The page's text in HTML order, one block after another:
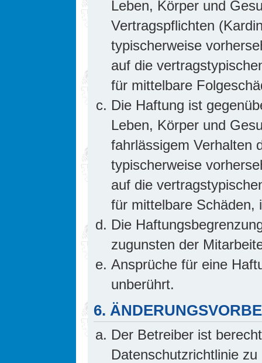
Leben, Körper und
Vertragspflichten
typischerweise
auf die
für mittelbare
Die Haftung ist
Leben, Körper und
fahrlässigem Verhalten
typischerweise
auf die
für mittelbare Schäden,
Die
zugunsten der
Ansprüche für eine
unberührt.
6.
Der Betreiber ist
Datenschutzrichtlinie